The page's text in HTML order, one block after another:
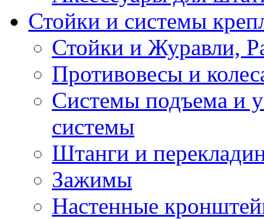
Стойки и системы
Стойки и Журавли,
Противовесы и
Системы подъема и
системы
Штанги и
Зажимы
Настенные